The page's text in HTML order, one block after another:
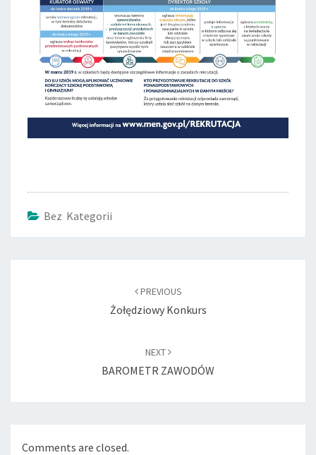
Bez Kategorii
PREVIOUS
Żołędziowy Konkurs
NEXT
BAROMETR ZAWODÓW
Comments are closed.